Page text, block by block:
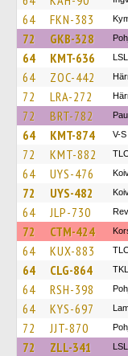
64 FKN-383
72 GKB-328
64 KMT-636 LSL
64 ZOC-442
72 LRA-272
72 BRT-782
64 KMT-874 V-
72 KMT-882
64 UYS-476
72 UYS-482
64 JLP-730
72 CTM-424
64 KUX-883
64 CLG-864 TKL
64 RSH-398
64 KYS-697
72 JJT-870
72 ZLL-341 LSL